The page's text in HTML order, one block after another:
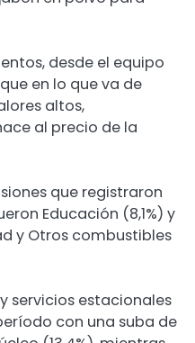
desde el equipo
en lo que va de
altos,
al precio de la
que registraron
Educación (8,1%) y
y Otros combustibles
servicios estacionales
con una suba de